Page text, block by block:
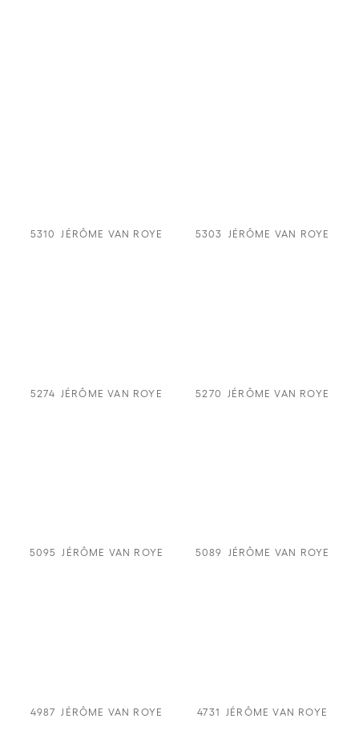
5310 JÉRÔME VAN ROYE 5303 JÉRÔME VAN ROYE
5274 JÉRÔME VAN ROYE 5270 JÉRÔME VAN ROYE
5095 JÉRÔME VAN ROYE 5089 JÉRÔME VAN ROYE
4987 JÉRÔME VAN ROYE 4731 JÉRÔME VAN ROYE